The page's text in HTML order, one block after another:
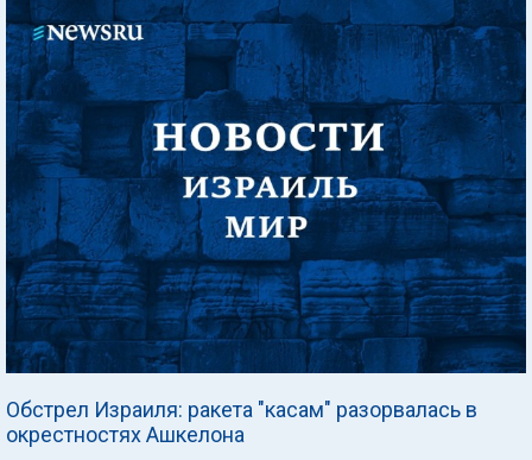
Обстрел Израиля: ракета "касам" разорвалась в
окрестностях Ашкелона